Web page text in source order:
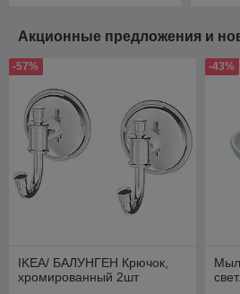
Акционные предложения и
-57%
IKEA/ БАЛУНГЕН Крючок,
хромированный 2шт
-43%